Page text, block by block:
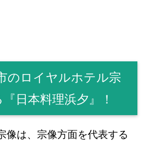
のロイヤルホテル宗
日本料理浜夕』！
像は、宗像方面を代表する